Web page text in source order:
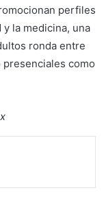
perfiles
la medicina, una
ronda entre
como